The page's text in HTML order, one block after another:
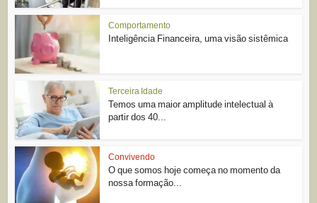
Comportamento
Inteligência Financeira, uma visão sistêmica
Terceira Idade
Temos uma maior amplitude intelectual à
partir dos 40...
Convivendo
O que somos hoje começa no momento da
nossa formação...